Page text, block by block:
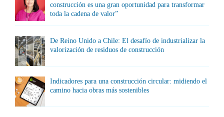
construcción es una gran oportunidad para transformar
toda la cadena de valor”
De Reino Unido a Chile: El desafío de industrializar la
valorización de residuos de construcción
Indicadores para una construcción circular: midiendo el
camino hacia obras más sostenibles